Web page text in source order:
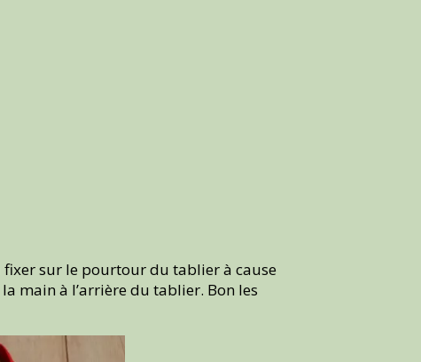
fixer sur le pourtour du tablier à cause
main à l’arrière du tablier. Bon les